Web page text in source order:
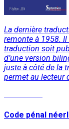
La dernière
remonte à 1958.
traduction soit
d’une version
juste à côté de la
permet au lecteur
Code pénal